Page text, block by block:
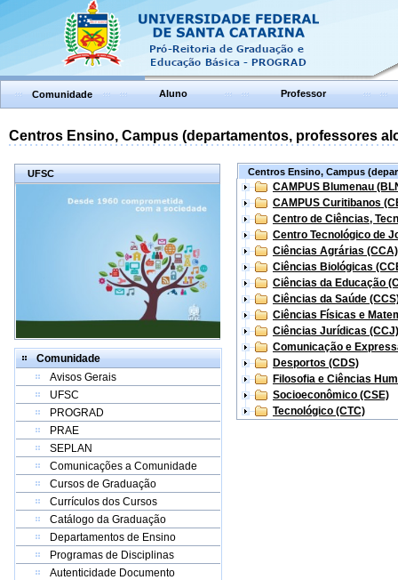
Comunidade Aluno Professor
Centros Ensino, Campus (departamentos, professores
UFSC
Comunidade
Avisos Gerais
UFSC
PROGRAD
PRAE
SEPLAN
Comunicações a Comunidade
Cursos de Graduação
Currículos dos Cursos
Catálogo da Graduação
Departamentos de Ensino
Programas de Disciplinas
Autenticidade Documento
Centros Ensino, Campus
CAMPUS Blumenau
CAMPUS Curitibanos
Centro de Ciências,
Centro Tecnológico de
Ciências Agrárias (CCA)
Ciências Biológicas
Ciências da Educação
Ciências da Saúde
Ciências Físicas e
Ciências Jurídicas (CCJ)
Comunicação e
Desportos (CDS)
Filosofia e Ciências
Socioeconômico (CSE)
Tecnológico (CTC)